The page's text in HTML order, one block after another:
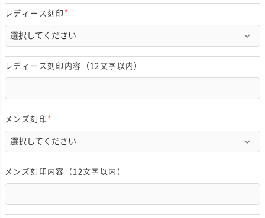
レディース刻印
必
須
)
レディース刻印内容（12文字以内）
メンズ刻印
必
須
)
メンズ刻印内容（12文字以内）